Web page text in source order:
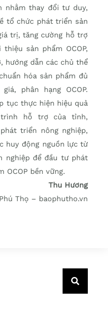
nhằm thay đổi tư duy,
tổ chức phát triển sản
trị, tăng cường hỗ trợ
sản phẩm OCOP,
hướng dẫn các chủ thể
hóa sản phẩm đủ
phân hạng OCOP.
tục thực hiện hiệu quả
trình hỗ trợ của tỉnh,
triển nông nghiệp,
huy động nguồn lực từ
nghiệp để đầu tư phát
OCOP bền vững.
Thu Hương
Thọ – baophutho.vn